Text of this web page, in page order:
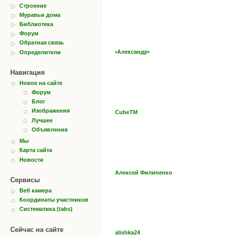
Строение
Муравьи дома
Библиотека
Форум
Обратная связь
Определители
Навигация
Новое на сайте
Форум
Блог
Изображения
Лучшее
Объявления
Мы
Карта сайта
Новости
Сервисы
Веб камера
Координаты участников
Систематика (tabs)
Сейчас на сайте
•Александр•
CubeTM
Алексей Филипенко
alishka24